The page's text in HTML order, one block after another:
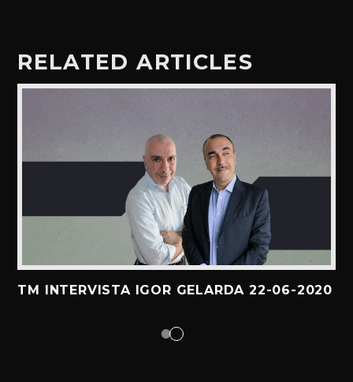
RELATED ARTICLES
TM INTERVISTA IGOR GELARDA 22-06-2020